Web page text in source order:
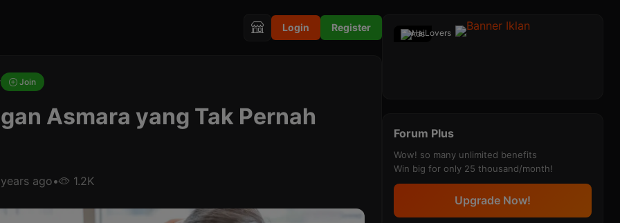
Login Register
Join
Asmara yang Tak Pernah
years ago• 1.2K
Ads
Forum Plus
Wow! so many unlimited benefits
Win big for only 25 thousand/month!
Upgrade Now!